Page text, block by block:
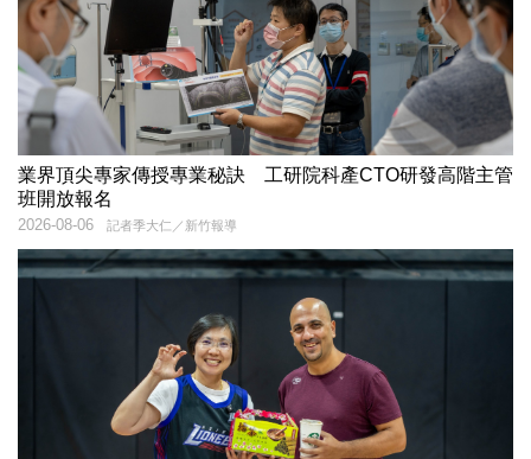
業界頂尖專家傳授專業秘訣 工研院科產CTO研發高階主管
班開放報名
記者季大仁／新竹報導
2026-08-06